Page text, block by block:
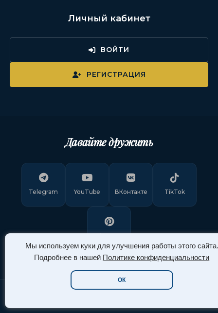
Мы используем куки для улучшения работы этого сайта.
Подробнее в нашей Политике конфиденциальности
ОК
Личный кабинет
ВОЙТИ
РЕГИСТРАЦИЯ
Давайте дружить
Telegram YouTube ВКонтакте TikTok
Pinterest